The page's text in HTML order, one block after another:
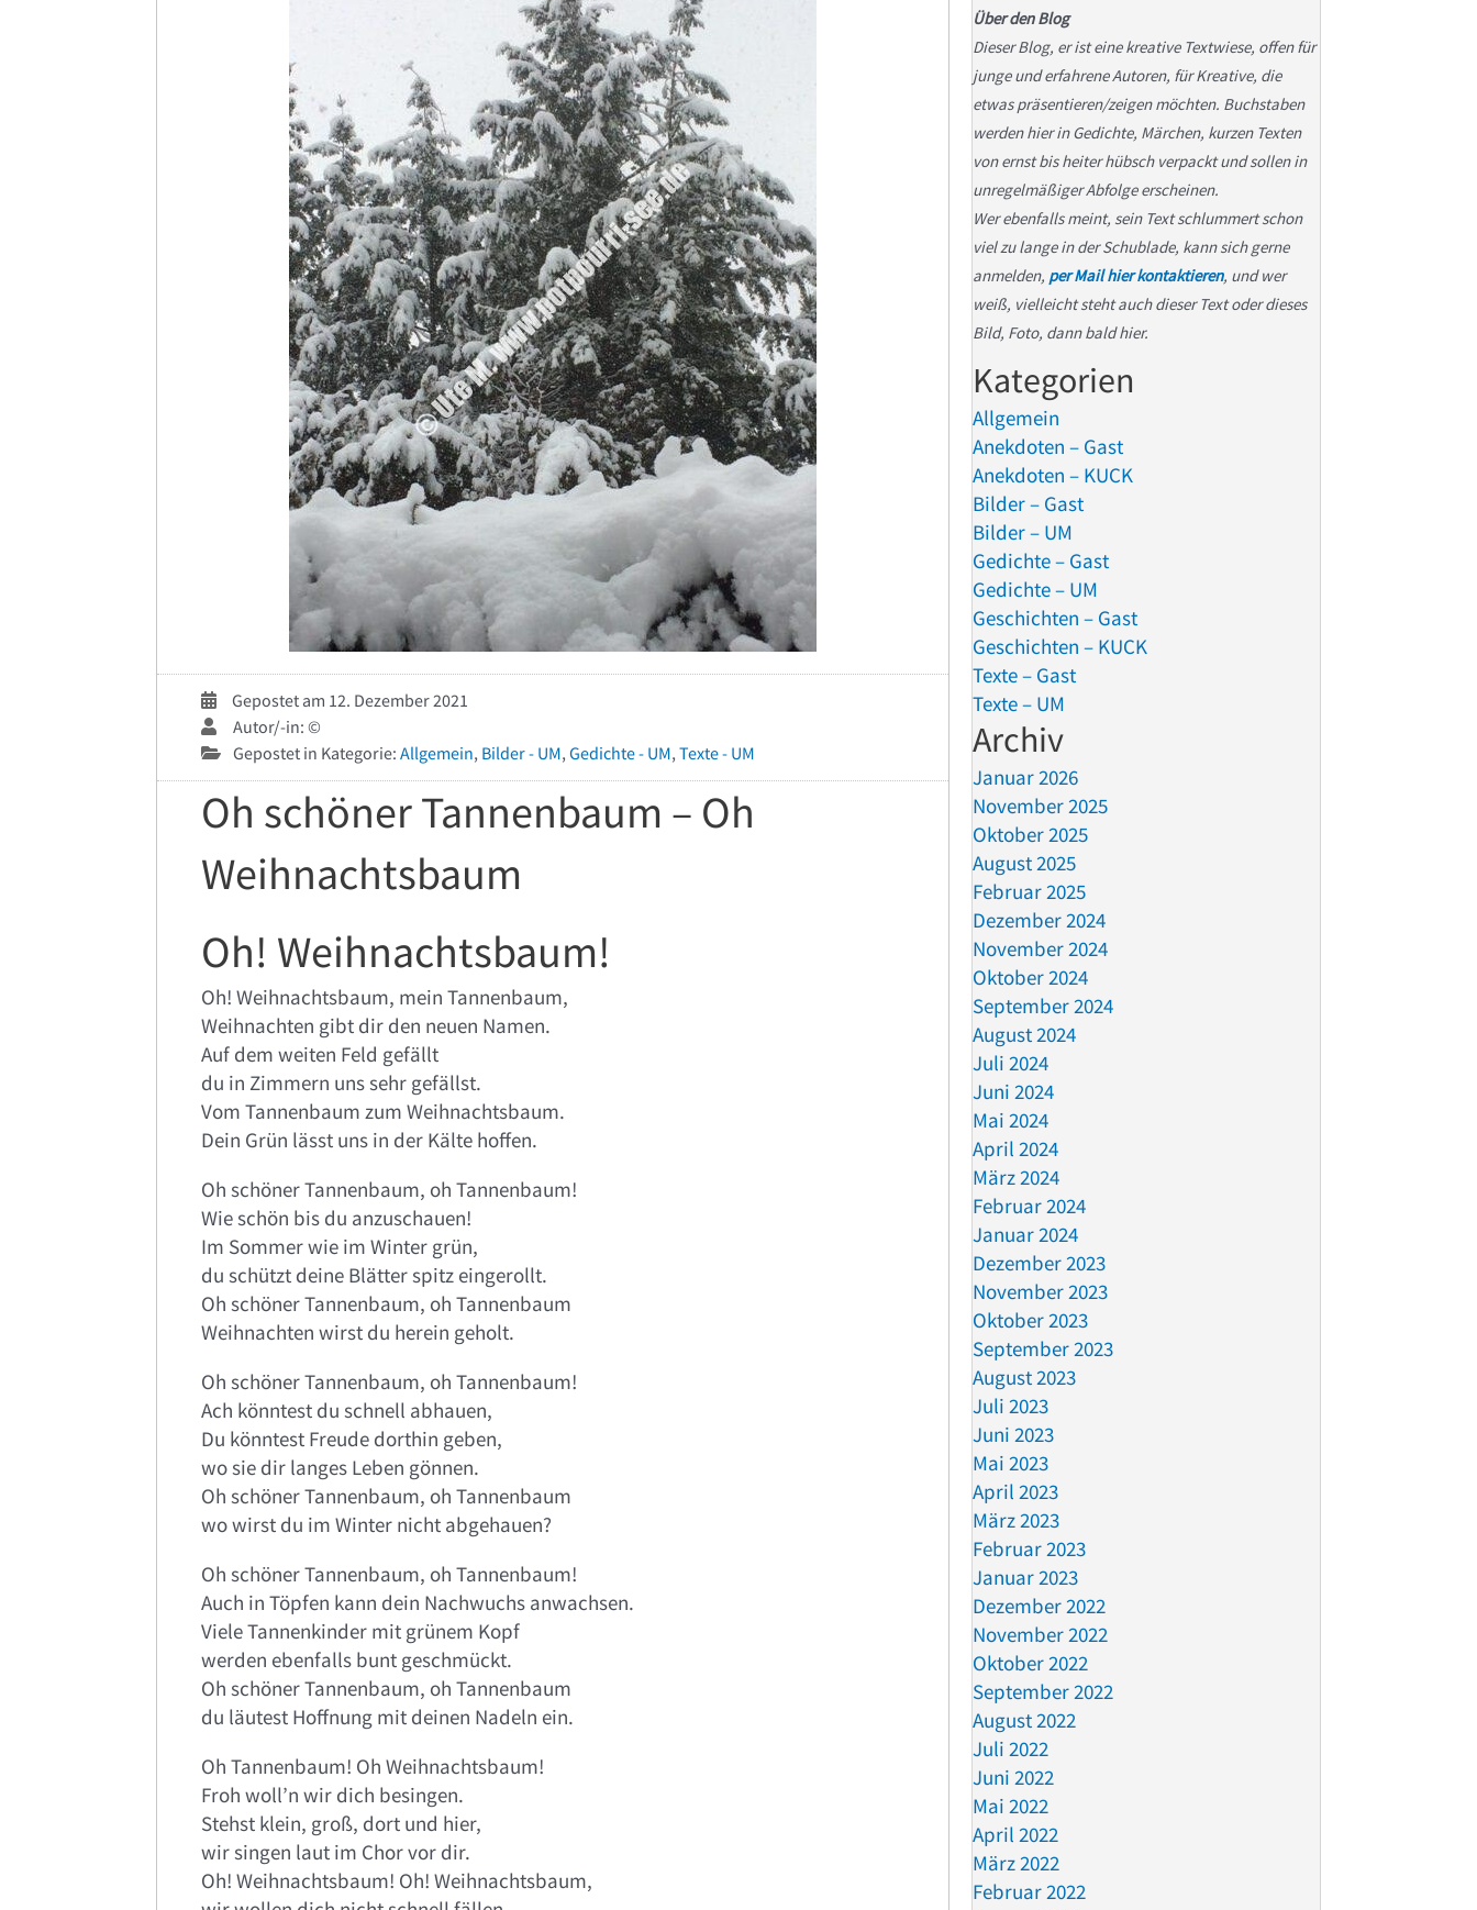
Gepostet am 12. Dezember 2021
Autor/-in: ©
Gepostet in Kategorie: Allgemein, Bilder - UM,Gedichte - UM,Texte - UM
Oh schöner Tannenbaum – Oh
Weihnachtsbaum
Oh! Weihnachtsbaum!
Oh! Weihnachtsbaum, mein Tannenbaum,
Weihnachten gibt dir den neuen Namen.
Auf dem weiten Feld gefällt
du in Zimmern uns sehr gefällst.
Vom Tannenbaum zum Weihnachtsbaum.
Dein Grün lässt uns in der Kälte hoffen.
Oh schöner Tannenbaum, oh Tannenbaum!
Wie schön bis du anzuschauen!
Im Sommer wie im Winter grün,
du schützt deine Blätter spitz eingerollt.
Oh schöner Tannenbaum, oh Tannenbaum
Weihnachten wirst du herein geholt.
Oh schöner Tannenbaum, oh Tannenbaum!
Ach könntest du schnell abhauen,
Du könntest Freude dorthin geben,
wo sie dir langes Leben gönnen.
Oh schöner Tannenbaum, oh Tannenbaum
wo wirst du im Winter nicht abgehauen?
Oh schöner Tannenbaum, oh Tannenbaum!
Auch in Töpfen kann dein Nachwuchs anwachsen.
Viele Tannenkinder mit grünem Kopf
werden ebenfalls bunt geschmückt.
Oh schöner Tannenbaum, oh Tannenbaum
du läutest Hoffnung mit deinen Nadeln ein.
Oh Tannenbaum! Oh Weihnachtsbaum!
Froh woll’n wir dich besingen.
Stehst klein, groß, dort und hier,
wir singen laut im Chor vor dir.
Oh! Weihnachtsbaum! Oh! Weihnachtsbaum,
Über den Blog
Dieser Blog, er ist eine kreative Textwiese, offen für
junge und erfahrene Autoren, für Kreative, die
etwas präsentieren/zeigen möchten. Buchstaben
werden hier in Gedichte, Märchen, kurzen Texten
von ernst bis heiter hübsch verpackt und sollen in
unregelmäßiger Abfolge erscheinen.
Wer ebenfalls meint, sein Text schlummert schon
viel zu lange in der Schublade, kann sich gerne
anmelden, per Mail hier kontaktieren, und wer
weiß, vielleicht steht auch dieser Text oder dieses
Bild, Foto, dann bald hier.
Kategorien
Allgemein
Anekdoten – Gast
Anekdoten – KUCK
Bilder – Gast
Bilder – UM
Gedichte – Gast
Gedichte – UM
Geschichten – Gast
Geschichten – KUCK
Texte – Gast
Texte – UM
Archiv
Januar 2026
November 2025
Oktober 2025
August 2025
Februar 2025
Dezember 2024
November 2024
Oktober 2024
September 2024
August 2024
Juli 2024
Juni 2024
Mai 2024
April 2024
März 2024
Februar 2024
Januar 2024
Dezember 2023
November 2023
Oktober 2023
September 2023
August 2023
Juli 2023
Juni 2023
Mai 2023
April 2023
März 2023
Februar 2023
Januar 2023
Dezember 2022
November 2022
Oktober 2022
September 2022
August 2022
Juli 2022
Juni 2022
Mai 2022
April 2022
März 2022
Februar 2022